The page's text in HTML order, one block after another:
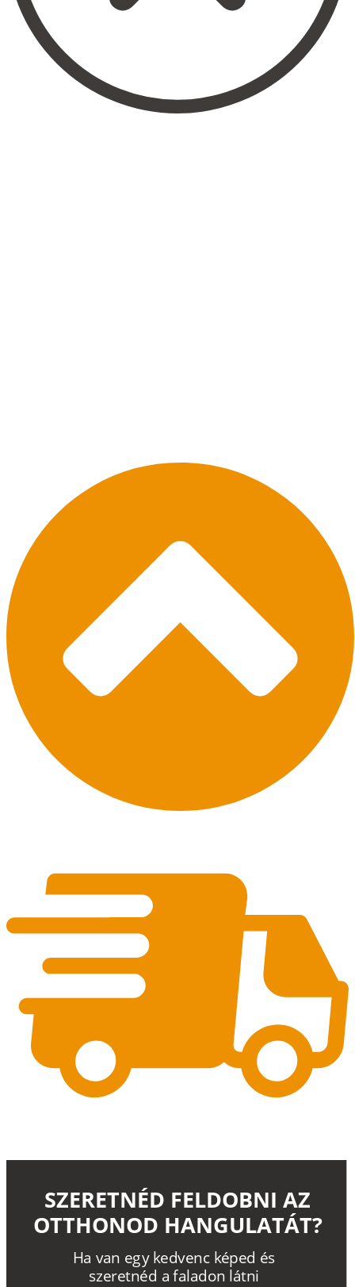
Ha van egy kedvenc képed és
szeretnéd a faladon látni
SZERETNÉD FELDOBNI AZ
OTTHONOD HANGULATÁT?